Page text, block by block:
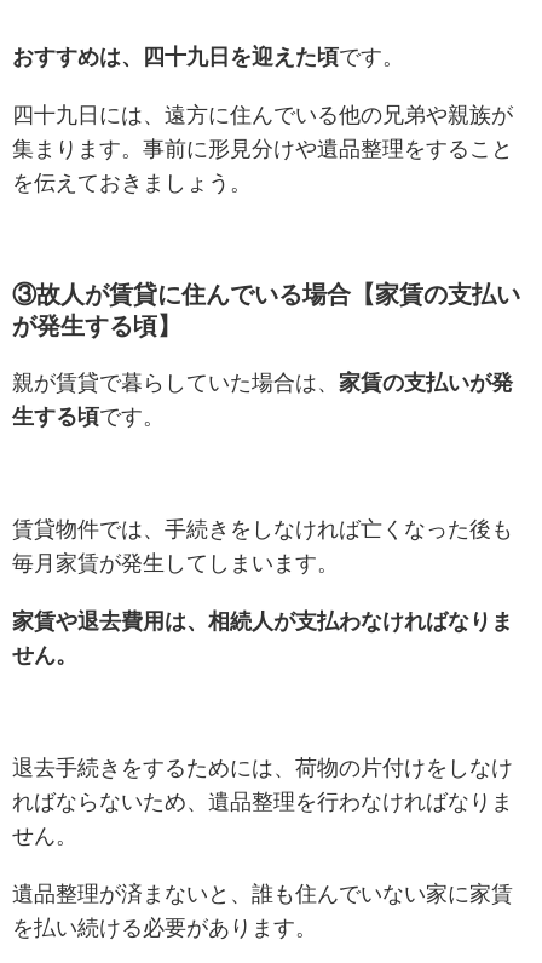
おすすめは、四十九日を迎えた頃です。
四十九日には、遠方に住んでいる他の兄弟や親族が
集まります。事前に形見分けや遺品整理をすること
を伝えておきましょう。
③故人が賃貸に住んでいる場合【家賃の支払い
が発生する頃】
親が賃貸で暮らしていた場合は、 家賃の支払いが発
生する頃です。
賃貸物件では、手続きをしなければ亡くなった後も
毎月家賃が発生してしまいます。
家賃や退去費用は、相続人が支払わなければなりま
せん。
退去手続きをするためには、荷物の片付けをしなけ
ればならないため、遺品整理を行わなければなりま
せん。
遺品整理が済まないと、誰も住んでいない家に家賃
を払い続ける必要があります。